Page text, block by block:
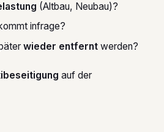
(Altbau, Neubau)?
infrage?
wieder entferntwerden?
auf der